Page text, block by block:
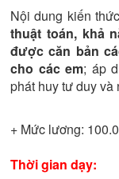
Nội dung kiến
thuật toán, khả
được căn bản
cho các em; áp
phát huy tư duy và
+ Mức lương:
Thời gian dạy: